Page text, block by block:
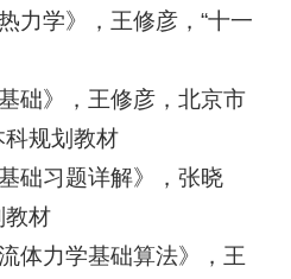
力学》，王修彦，“十一
础》，王修彦，北京市
科规划教材
础习题详解》，张晓
教材
体力学基础算法》，王